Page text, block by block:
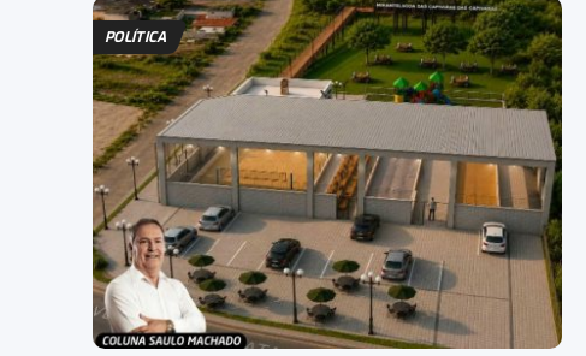
POLÍTICA